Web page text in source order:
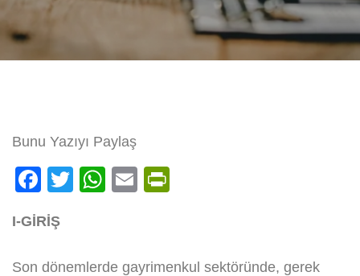
Bunu Yazıyı Paylaş
Facebook
Twitter
WhatsApp
Email
I-GİRİŞ
Son dönemlerde gayrimenkul sektöründe, gerek